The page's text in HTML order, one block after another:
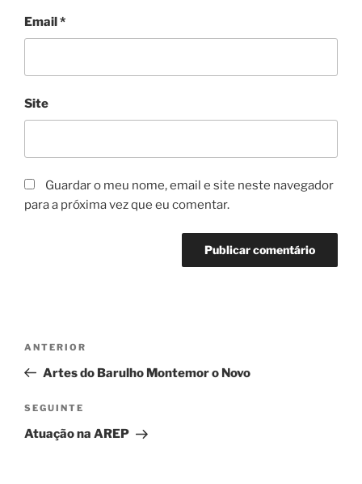
Email*
Site
Guardar o meu nome, email e site neste navegador
para a próxima vez que eu comentar.
artigos
Conteúdo
anterior
ANTERIOR
Artes do Barulho Montemor o Novo
Conteúdo
seguinte
SEGUINTE
Atuação na AREP